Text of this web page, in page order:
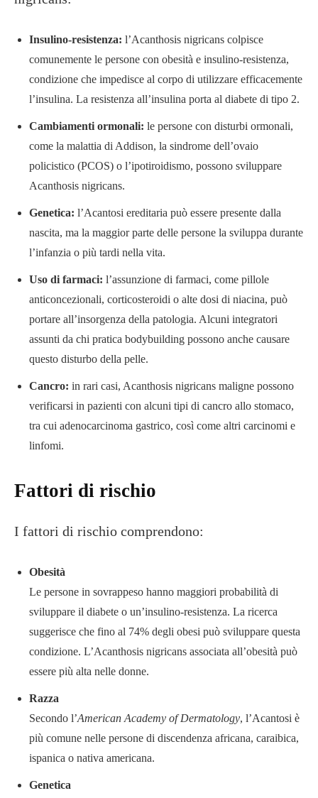
Insulino-resistenza: l’Acanthosis nigricans colpisce
comunemente le persone con obesità e insulino-resistenza,
condizione che impedisce al corpo di utilizzare efficacemente
l’insulina. La resistenza all’insulina porta al diabete di tipo 2.
Cambiamenti ormonali: le persone con disturbi ormonali,
come la malattia di Addison, la sindrome dell’ovaio
policistico (PCOS) o l’ipotiroidismo, possono sviluppare
Acanthosis nigricans.
Genetica: l’Acantosi ereditaria può essere presente dalla
nascita, ma la maggior parte delle persone la sviluppa durante
l’infanzia o più tardi nella vita.
Uso di farmaci: l’assunzione di farmaci, come pillole
anticoncezionali, corticosteroidi o alte dosi di niacina, può
portare all’insorgenza della patologia. Alcuni integratori
assunti da chi pratica bodybuilding possono anche causare
questo disturbo della pelle.
Cancro: in rari casi, Acanthosis nigricans maligne possono
verificarsi in pazienti con alcuni tipi di cancro allo stomaco,
tra cui adenocarcinoma gastrico, così come altri carcinomi e
linfomi.
Fattori di rischio
I fattori di rischio comprendono:
Obesità
Le persone in sovrappeso hanno maggiori probabilità di
sviluppare il diabete o un’insulino-resistenza. La ricerca
suggerisce che fino al 74% degli obesi può sviluppare questa
condizione. L’Acanthosis nigricans associata all’obesità può
essere più alta nelle donne.
Razza
Secondo l’American Academy of Dermatology, l’Acantosi è
più comune nelle persone di discendenza africana, caraibica,
ispanica o nativa americana.
Genetica